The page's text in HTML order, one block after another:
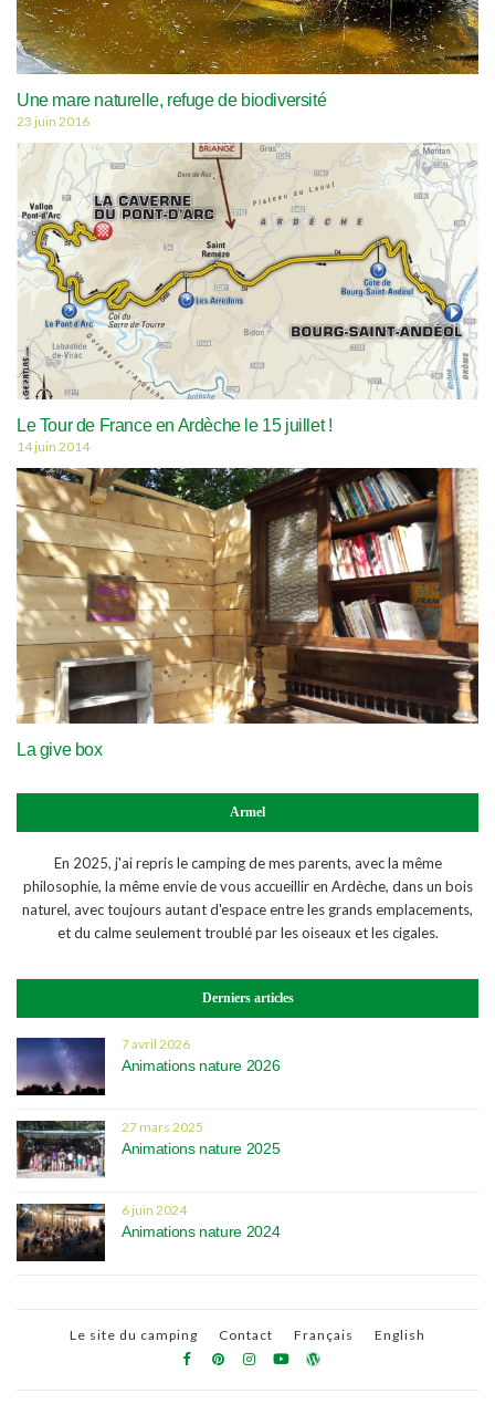
Une mare naturelle, refuge de biodiversité
23 juin 2016
Le Tour de France en Ardèche le 15 juillet !
14 juin 2014
La give box
Armel
En 2025, j'ai repris le camping de mes parents, avec la même
philosophie, la même envie de vous accueillir en Ardèche, dans un bois
naturel, avec toujours autant d'espace entre les grands emplacements,
et du calme seulement troublé par les oiseaux et les cigales.
Derniers articles
7 avril 2026
Animations nature 2026
27 mars 2025
Animations nature 2025
6 juin 2024
Animations nature 2024
Le site du camping Contact Français English